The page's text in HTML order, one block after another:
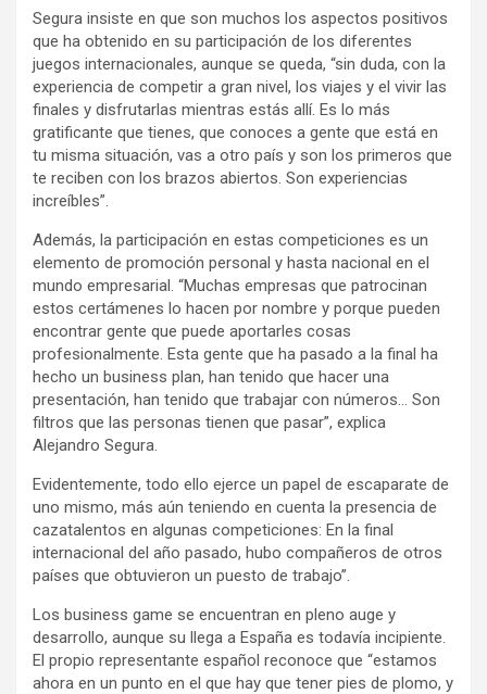
Segura insiste en que son muchos los aspectos positivos
que ha obtenido en su participación de los diferentes
juegos internacionales, aunque se queda, “sin duda, con la
experiencia de competir a gran nivel, los viajes y el vivir las
finales y disfrutarlas mientras estás allí. Es lo más
gratificante que tienes, que conoces a gente que está en
tu misma situación, vas a otro país y son los primeros que
te reciben con los brazos abiertos. Son experiencias
increíbles”.
Además, la participación en estas competiciones es un
elemento de promoción personal y hasta nacional en el
mundo empresarial. “Muchas empresas que patrocinan
estos certámenes lo hacen por nombre y porque pueden
encontrar gente que puede aportarles cosas
profesionalmente. Esta gente que ha pasado a la final ha
hecho un business plan, han tenido que hacer una
presentación, han tenido que trabajar con números… Son
filtros que las personas tienen que pasar”, explica
Alejandro Segura.
Evidentemente, todo ello ejerce un papel de escaparate de
uno mismo, más aún teniendo en cuenta la presencia de
cazatalentos en algunas competiciones: En la final
internacional del año pasado, hubo compañeros de otros
países que obtuvieron un puesto de trabajo”.
Los business game se encuentran en pleno auge y
desarrollo, aunque su llega a España es todavía incipiente.
El propio representante español reconoce que “estamos
ahora en un punto en el que hay que tener pies de plomo, y